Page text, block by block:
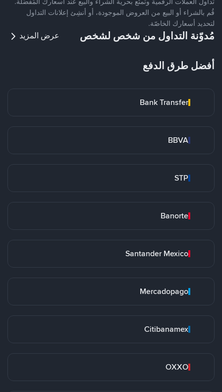
قُم بالشراء أو البيع من العروض الموجودة، أو أنشِئ إعلانات التداول
لتحديد أسعارك الخاصّة.
مُدوّنة التداول من شخص لشخص عرض المزيد
أفضل طرق الدفع
Bank Transfer
BBVA
STP
Banorte
Santander Mexico
Mercadopago
Citibanamex
OXXO